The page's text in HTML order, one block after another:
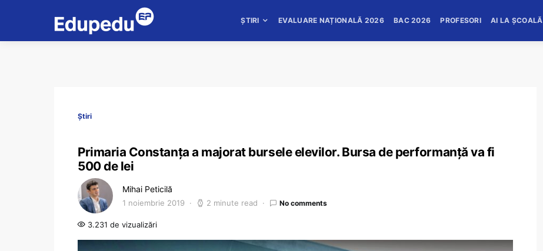
ȘTIRI EVALUARE NAȚIONALĂ 2026 BAC 2026 PROFESORI AI LA ȘCOALĂ
Știri
Primaria Constanța a majorat bursele elevilor. Bursa de performanță va fi
500 de lei
Mihai Peticilă
1 noiembrie 2019 2 minute read No comments
3.231 de vizualizări